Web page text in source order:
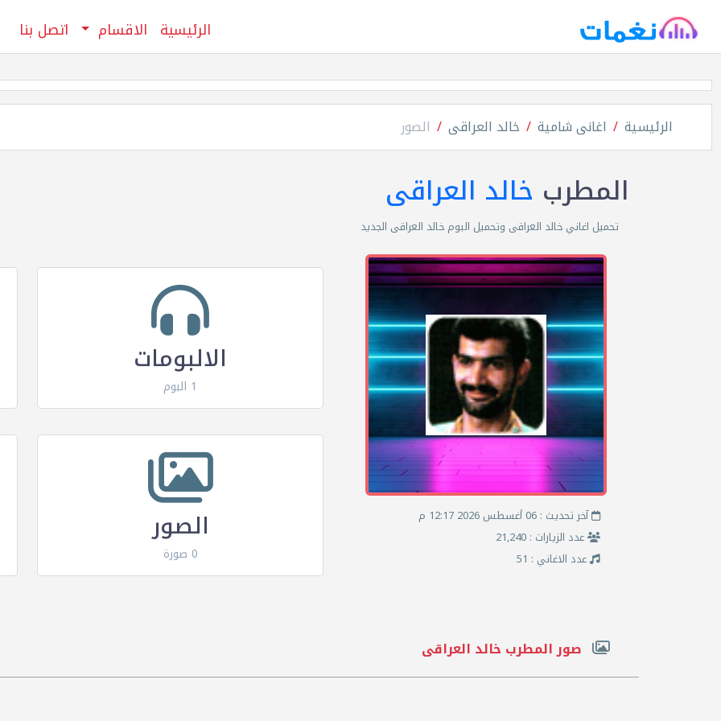
الرئيسية الاقسام اتصل بنا
الرئيسية اغانى شامية خالد العراقى الصور
المطرب خالد العراقى
تحميل اغاني خالد العراقى وتحميل البوم خالد العراقى الجديد
آخر تحديث : 06 أغسطس 2026 12:17 م
عدد الزيارات : 21,240
عدد الاغاني : 51
الالبومات
1 البوم
الصور
0 صورة
صور المطرب خالد العراقى